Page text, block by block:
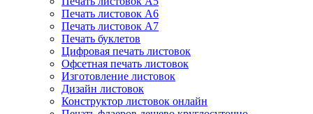
Печать листовок А6
Печать листовок А7
Печать буклетов
Цифровая печать листовок
Офсетная печать листовок
Изготовление листовок
Дизайн листовок
Конструктор листовок онлайн